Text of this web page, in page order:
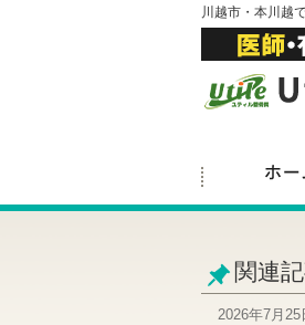
川越市・本川越
関連
2026年7月25